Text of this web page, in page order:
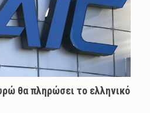
θα πληρώσει το ελληνικό